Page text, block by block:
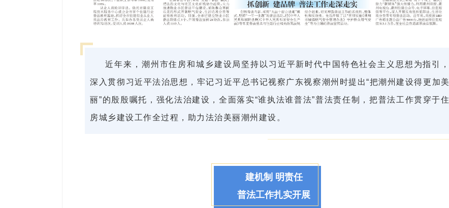
近年来，潮州市住房和城乡建设局坚持以习近平新时代中国特色社会主义思想为指引，
深入贯彻习近平法治思想，牢记习近平总书记视察广东视察潮州时提出“把潮州建设得更加美
丽”的殷殷嘱托，强化法治建设，全面落实“谁执法谁普法”普法责任制，把普法工作贯穿于住
房城乡建设工作全过程，助力法治美丽潮州建设。
建机制 明责任
普法工作扎实开展